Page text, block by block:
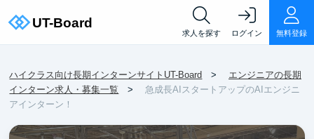
求人を探す ログイン 無料登録
ハイクラス向け長期インターンサイトUT-Board
エンジニアの長期
インターン求人・募集一覧
急成長AIスタートアップのAIエンジニ
アインターン！